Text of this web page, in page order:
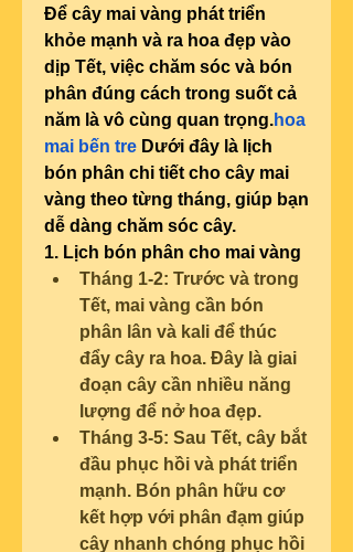
Để cây mai vàng phát triển
khỏe mạnh và ra hoa đẹp vào
dịp Tết, việc chăm sóc và bón
phân đúng cách trong suốt cả
năm là vô cùng quan trọng.hoa
mai bến tre Dưới đây là lịch
bón phân chi tiết cho cây mai
vàng theo từng tháng, giúp bạn
dễ dàng chăm sóc cây.
1. Lịch bón phân cho mai vàng
Tháng 1-2: Trước và trong
Tết, mai vàng cần bón
phân lân và kali để thúc
đẩy cây ra hoa. Đây là giai
đoạn cây cần nhiều năng
lượng để nở hoa đẹp.
Tháng 3-5: Sau Tết, cây bắt
đầu phục hồi và phát triển
mạnh. Bón phân hữu cơ
kết hợp với phân đạm giúp
cây nhanh chóng phục hồi